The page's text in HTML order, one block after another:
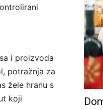
i proizvoda
potražnja za
žele hranu s
koji